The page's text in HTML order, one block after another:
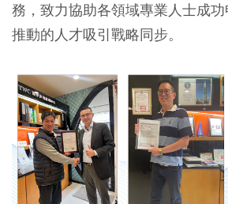
務，致力協助各領域專業人士成
推動的人才吸引戰略同步。